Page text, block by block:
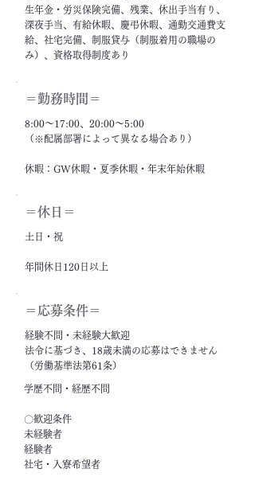
生年金・労災保険完備、残業、休出手当有り、
深夜手当、有給休暇、慶弔休暇、通勤交通費支
給、社宅完備、制服貸与（制服着用の職場の
み）、資格取得制度あり
＝勤務時間＝
8:00～17:00、20:00～5:00
（※配属部署によって異なる場合あり）
休暇：GW休暇・夏季休暇・年末年始休暇
＝休日＝
土日・祝
年間休日120日以上
＝応募条件＝
経験不問・未経験大歓迎
法令に基づき、18歳未満の応募はできません
（労働基準法第61条）
学歴不問・経歴不問
〇歓迎条件
未経験者
経験者
社宅・入寮希望者